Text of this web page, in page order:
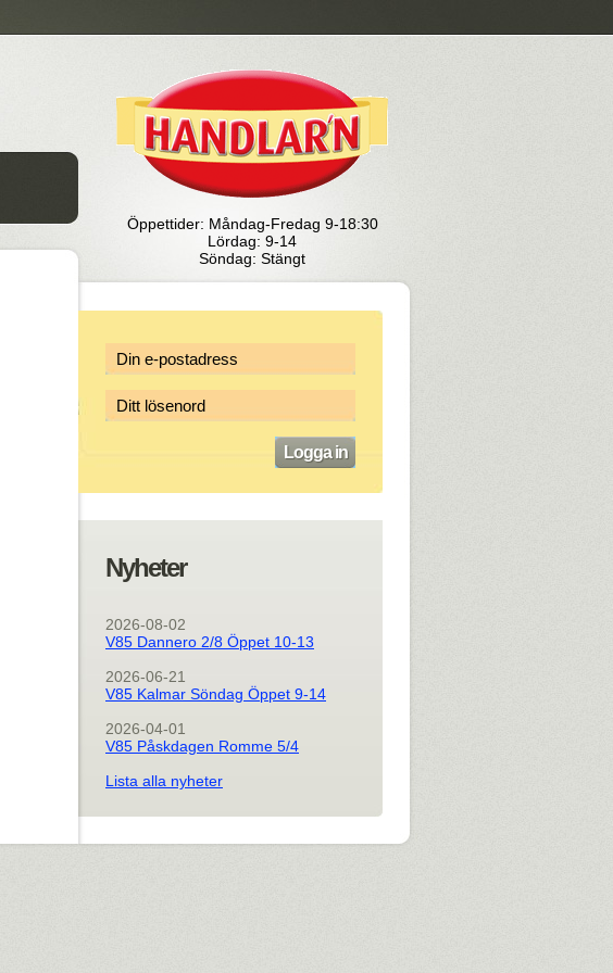
Öppettider: Måndag-Fredag 9-18:30
Lördag: 9-14
Söndag: Stängt
Nyheter
2026-08-02
V85 Dannero 2/8 Öppet 10-13
2026-06-21
V85 Kalmar Söndag Öppet 9-14
2026-04-01
V85 Påskdagen Romme 5/4
Lista alla nyheter